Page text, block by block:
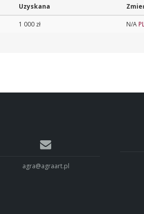
Uzyskana
1 000 zł N/A
agra@agraart.pl